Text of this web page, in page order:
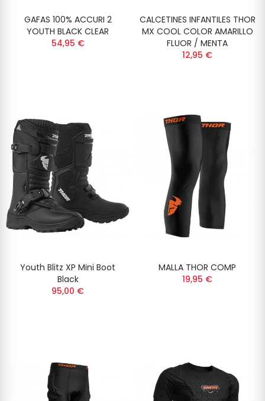
GAFAS 100% ACCURI 2
YOUTH BLACK CLEAR
54,95 €
CALCETINES INFANTILES THOR
MX COOL COLOR AMARILLO
FLUOR / MENTA
12,95 €
Youth Blitz XP Mini Boot
Black
95,00 €
MALLA THOR COMP
19,95 €